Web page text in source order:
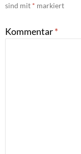
sind mit * markiert
Kommentar*